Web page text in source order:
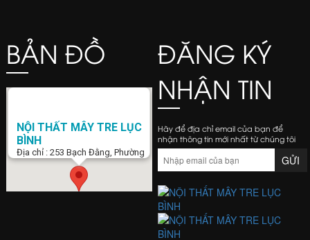
BẢN ĐỒ
NỘI THẤT MÂY TRE LỤC
BÌNH
Địa chỉ : 253 Bạch Đằng, Phường
15, Q. Bình Thạnh, Tp. Hồ Chí Minh
Điện Thoại : 034.775.9900
dodungmaytre@gmail.com
ĐĂNG KÝ
NHẬN TIN
Hãy để địa chỉ email của bạn để
nhận thông tin mới nhất từ chúng tôi